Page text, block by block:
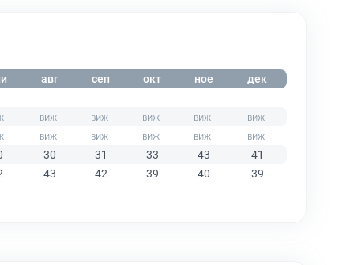
авг сеп окт ное дек
30 31 33 43
41
43 42 39 40 39